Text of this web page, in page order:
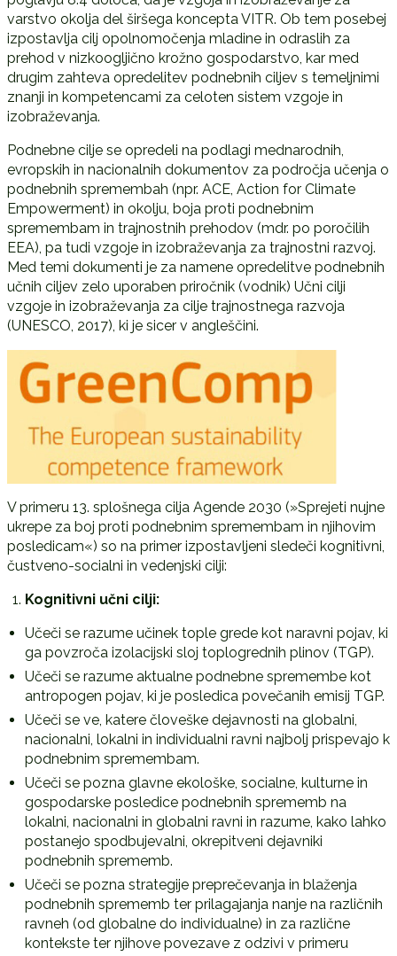
varstvo okolja del širšega koncepta VITR. Ob tem posebej
izpostavlja cilj opolnomočenja mladine in odraslih za
prehod v nizkoogljično krožno gospodarstvo, kar med
drugim zahteva opredelitev podnebnih ciljev s temeljnimi
znanji in kompetencami za celoten sistem vzgoje in
izobraževanja.
Podnebne cilje se opredeli na podlagi mednarodnih,
evropskih in nacionalnih dokumentov za področja učenja o
podnebnih spremembah (npr. ACE, Action for Climate
Empowerment) in okolju, boja proti podnebnim
spremembam in trajnostnih prehodov (mdr. po poročilih
EEA), pa tudi vzgoje in izobraževanja za trajnostni razvoj.
Med temi dokumenti je za namene opredelitve podnebnih
učnih ciljev zelo uporaben priročnik (vodnik) Učni cilji
vzgoje in izobraževanja za cilje trajnostnega razvoja
(UNESCO, 2017), ki je sicer v angleščini.
V primeru 13. splošnega cilja Agende 2030 (»Sprejeti nujne
ukrepe za boj proti podnebnim spremembam in njihovim
posledicam«) so na primer izpostavljeni sledeči kognitivni,
čustveno-socialni in vedenjski cilji:
Kognitivni učni cilji:
Učeči se razume učinek tople grede kot naravni pojav, ki
ga povzroča izolacijski sloj toplogrednih plinov (TGP).
Učeči se razume aktualne podnebne spremembe kot
antropogen pojav, ki je posledica povečanih emisij TGP.
Učeči se ve, katere človeške dejavnosti na globalni,
nacionalni, lokalni in individualni ravni najbolj prispevajo k
podnebnim spremembam.
Učeči se pozna glavne ekološke, socialne, kulturne in
gospodarske posledice podnebnih sprememb na
lokalni, nacionalni in globalni ravni in razume, kako lahko
postanejo spodbujevalni, okrepitveni dejavniki
podnebnih sprememb.
Učeči se pozna strategije preprečevanja in blaženja
podnebnih sprememb ter prilagajanja nanje na različnih
ravneh (od globalne do individualne) in za različne
kontekste ter njihove povezave z odzivi v primeru